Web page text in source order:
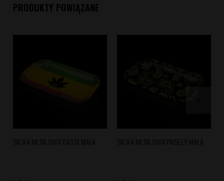
PRODUKTY POWIĄZANE
TACKA METALOWA RASTA MAŁA TACKA METALOWA PAISLEY MAŁA